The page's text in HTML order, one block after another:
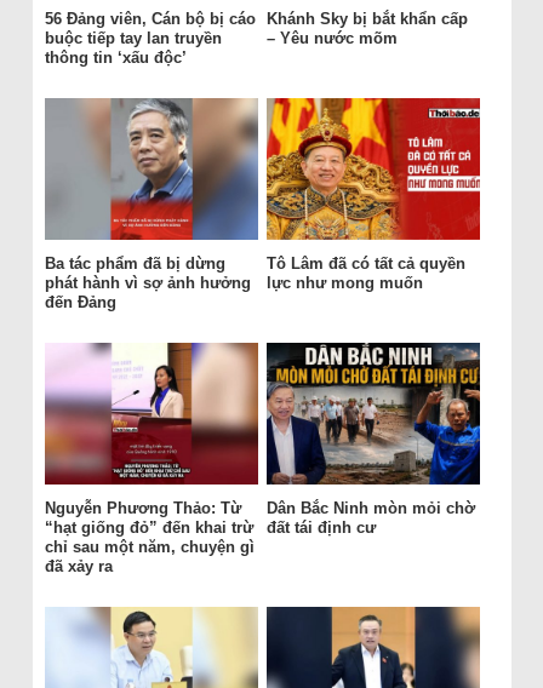
56 Đảng viên, Cán bộ bị cáo
buộc tiếp tay lan truyền
thông tin ‘xấu độc’
Khánh Sky bị bắt khẩn cấp
– Yêu nước mõm
Ba tác phẩm đã bị dừng
phát hành vì sợ ảnh hưởng
đến Đảng
Tô Lâm đã có tất cả quyền
lực như mong muốn
Nguyễn Phương Thảo: Từ
“hạt giống đỏ” đến khai trừ
chỉ sau một năm, chuyện gì
đã xảy ra
Dân Bắc Ninh mòn mỏi chờ
đất tái định cư